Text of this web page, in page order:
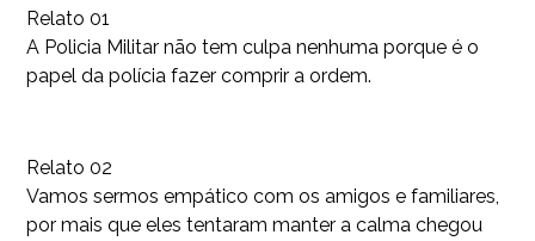
Relato 01
A Policia Militar não tem culpa nenhuma porque é o
papel da polícia fazer comprir a ordem.
Relato 02
Vamos sermos empático com os amigos e familiares,
por mais que eles tentaram manter a calma chegou